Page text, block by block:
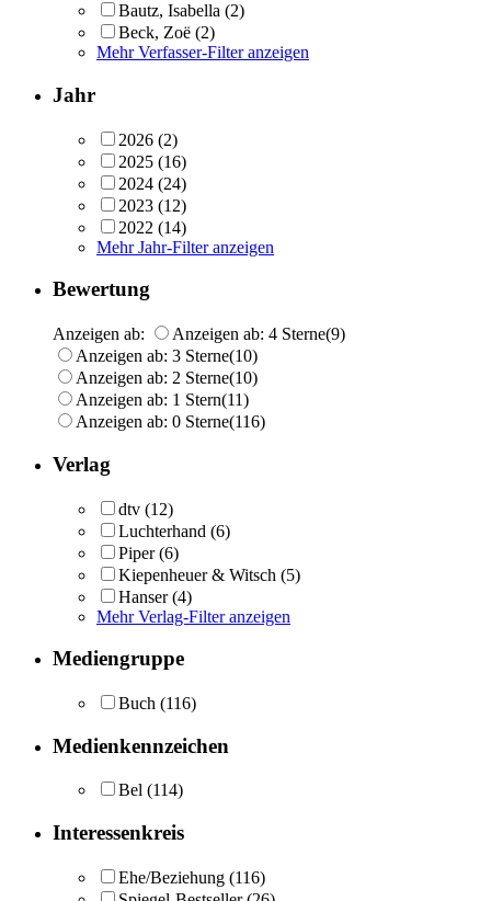
Bautz, Isabella (2)
Beck, Zoë (2)
Mehr Verfasser-Filter anzeigen
Jahr
2026 (2)
2025 (16)
2024 (24)
2023 (12)
2022 (14)
Mehr Jahr-Filter anzeigen
Bewertung
Anzeigen ab: Anzeigen ab: 4 Sterne(9)
Anzeigen ab: 3 Sterne(10)
Anzeigen ab: 2 Sterne(10)
Anzeigen ab: 1 Stern(11)
Anzeigen ab: 0 Sterne(116)
Verlag
dtv (12)
Luchterhand (6)
Piper (6)
Kiepenheuer & Witsch (5)
Hanser (4)
Mehr Verlag-Filter anzeigen
Mediengruppe
Buch (116)
Medienkennzeichen
Bel (114)
Interessenkreis
Ehe/Beziehung (116)